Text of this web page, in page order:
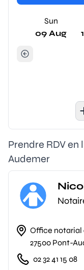
Sun
09 Aug
Prendre RDV
Audemer
Office notarial
27500 Pont-
02 32 41 15 08